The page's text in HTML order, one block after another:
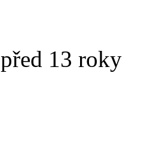
před 13 roky